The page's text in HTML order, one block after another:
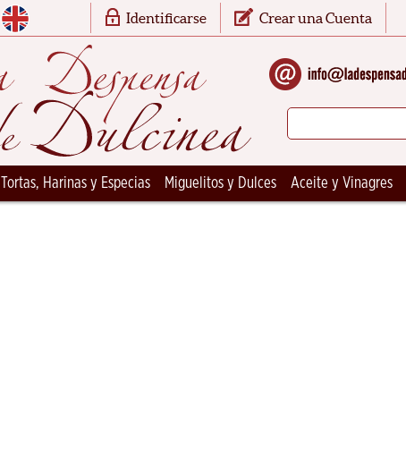
Identificarse Crear una Cuenta
Tortas, Harinas y Especias Miguelitos y Dulces Aceite y Vinagres